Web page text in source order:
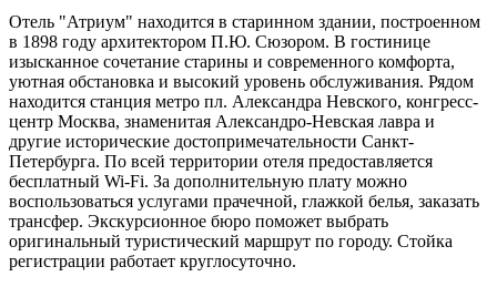
Отель "Атриум" находится в старинном здании, построенном
в 1898 году архитектором П.Ю. Сюзором. В гостинице
изысканное сочетание старины и современного комфорта,
уютная обстановка и высокий уровень обслуживания. Рядом
находится станция метро пл. Александра Невского, конгресс-
центр Москва, знаменитая Александро-Невская лавра и
другие исторические достопримечательности Санкт-
Петербурга. По всей территории отеля предоставляется
бесплатный Wi-Fi. За дополнительную плату можно
воспользоваться услугами прачечной, глажкой белья, заказать
трансфер. Экскурсионное бюро поможет выбрать
оригинальный туристический маршрут по городу. Стойка
регистрации работает круглосуточно.